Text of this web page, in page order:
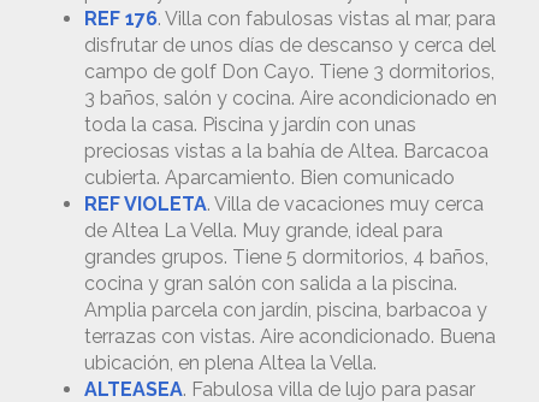
REF 176. Villa con fabulosas vistas al mar, para
disfrutar de unos días de descanso y cerca del
campo de golf Don Cayo. Tiene 3 dormitorios,
3 baños, salón y cocina. Aire acondicionado en
toda la casa. Piscina y jardín con unas
preciosas vistas a la bahía de Altea. Barcacoa
cubierta. Aparcamiento. Bien comunicado
REF VIOLETA. Villa de vacaciones muy cerca
de Altea La Vella. Muy grande, ideal para
grandes grupos. Tiene 5 dormitorios, 4 baños,
cocina y gran salón con salida a la piscina.
Amplia parcela con jardín, piscina, barbacoa y
terrazas con vistas. Aire acondicionado. Buena
ubicación, en plena Altea la Vella.
ALTEASEA. Fabulosa villa de lujo para pasar